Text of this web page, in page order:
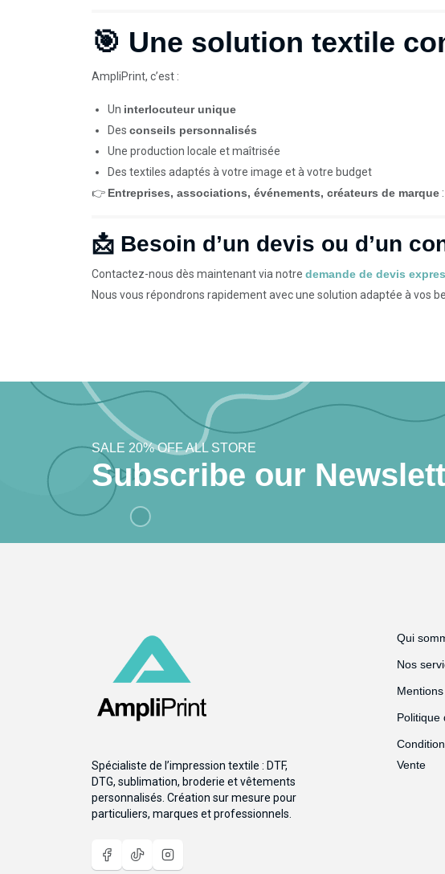
🎯 Une solution textile
AmpliPrint, c’est :
Un interlocuteur unique
Des conseils personnalisés
Une production locale et maîtrisée
Des textiles adaptés à votre image et à votre budget
👉 Entreprises, associations, événements, créateurs de marque
📩 Besoin d’un devis ou d’un
Contactez-nous dès maintenant via notre demande de devis
Nous vous répondrons rapidement avec une solution adaptée à vos
SALE 20% OFF ALL STORE
Subscribe our
Spécialiste de l’impression textile : DTF,
DTG, sublimation, broderie et vêtements
personnalisés. Création sur mesure pour
particuliers, marques et professionnels.
Qui
Nos
Politique
Vente